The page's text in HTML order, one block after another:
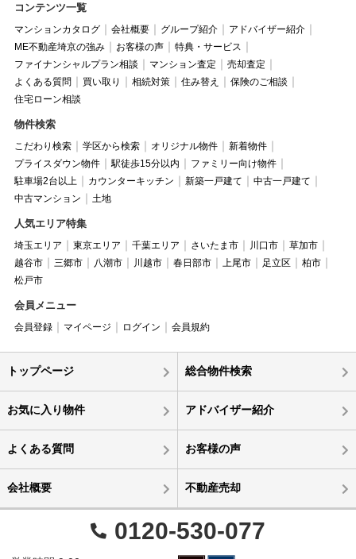
コンテンツ一覧
マンションカタログ 会社概要 グループ紹介
アドバイザー紹介
ME不動産埼京の強み
お客様の声
特典・サービス
ファイナンシャルプラン相談
マンション査定
売却査定
よくある質問
買い取り 相続対策 住み替え
保険のご相談
住宅ローン相談
物件検索
こだわり検索 学区から検索 オリジナル物件
新着物件
プライスダウン物件
駅徒歩15分以内
ファミリー向け物件
駐車場2台以上
カウンターキッチン 新築一戸建て
中古一戸建て
中古マンション
土地
人気エリア特集
埼玉エリア 東京エリア 千葉エリア さいたま市 川口市
草加市
越谷市
三郷市 八潮市 川越市 春日部市 上尾市 足立区
柏市
松戸市
会員メニュー
会員登録 マイページ ログイン 会員規約
トップページ 総合物件検索
お気に入り物件 アドバイザー紹介
よくある質問 お客様の声
会社概要 不動産売却
0120-530-077